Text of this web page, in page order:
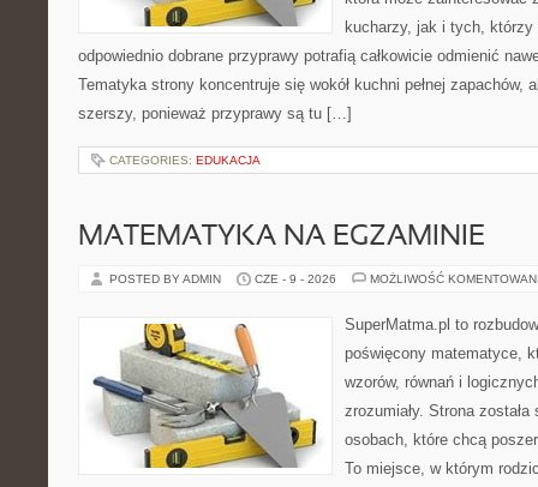
kucharzy, jak i tych, którzy
odpowiednio dobrane przyprawy potrafią całkowicie odmienić
Tematyka strony koncentruje się wokół kuchni pełnej zapachów,
szerszy, ponieważ przyprawy są tu […]
CATEGORIES: EDUKACJA
MATEMATYKA NA EGZAMINIE
POSTED BY ADMIN CZE - 9 - 2026 MOŻLIWOŚĆ
SuperMatma.pl to
poświęcony matematyce,
wzorów, równań i
zrozumiały. Strona
osobach, które chcą
To miejsce, w którym